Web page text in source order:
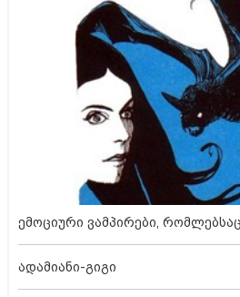
ემოციური ვამპირები,
ადამიანი-გიგი